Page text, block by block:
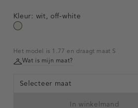
Kleur: wit, off-white
wit,
white
Het model is 1.77 en draagt maat S
Wat is mijn maat?
Selecteer maat
In winkelmand